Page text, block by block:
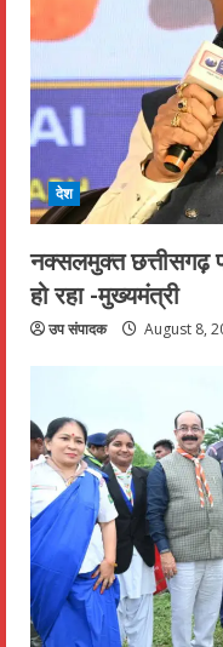
देश
नक्सलमुक्त छत्तीसगढ़
हो रहा -मुख्यमंत्री
उप संपादक August 8,